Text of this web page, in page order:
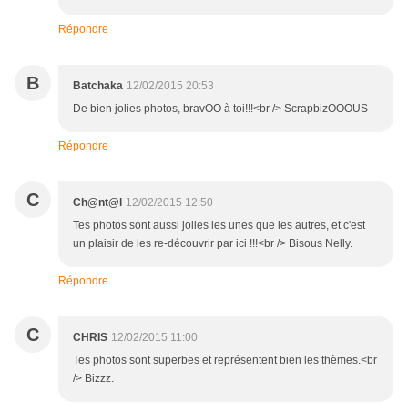
Répondre
B Batchaka 12/02/2015 20:53
De bien jolies photos, bravOO à toi!!!<br /> ScrapbizOOOUS
Répondre
C Ch@nt@l
12/02/2015 12:50
Tes photos sont aussi jolies les unes que les autres, et c'est
un plaisir de les re-découvrir par ici !!!<br /> Bisous Nelly.
Répondre
C CHRIS 12/02/2015 11:00
Tes photos sont superbes et représentent bien les thèmes.<br
/> Bizzz.